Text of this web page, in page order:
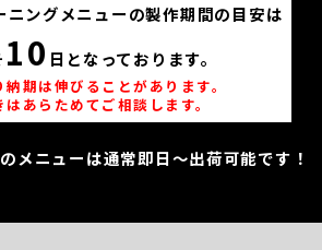
ニングメニューの製作期間の目安は
10 日となっております。
期は伸びることがあります。
はあらためてご相談します。
メニューは通常即日～出荷可能です！